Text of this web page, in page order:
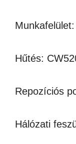
Hűtés:
Repozíciós
Hálózati